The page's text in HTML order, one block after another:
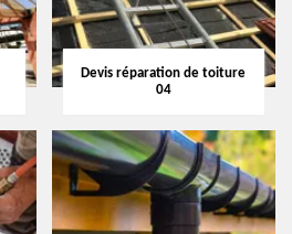
Devis réparation de toiture
04